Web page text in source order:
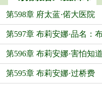
第598章 府太蓝·偌大医院
第597章 布莉安娜·品名：
第596章 布莉安娜·害怕知
第595章 布莉安娜·过桥费